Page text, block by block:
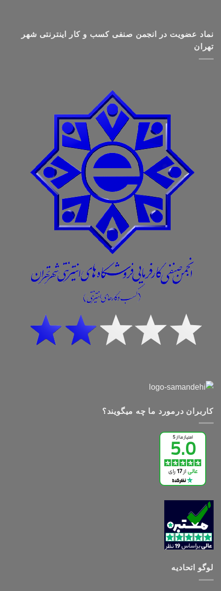
نماد عضویت در انجمن صنفی کسب و کار اینترنتی شهر
تهران
کاربران درمورد ما چه میگویند؟
لوگو اتحادیه